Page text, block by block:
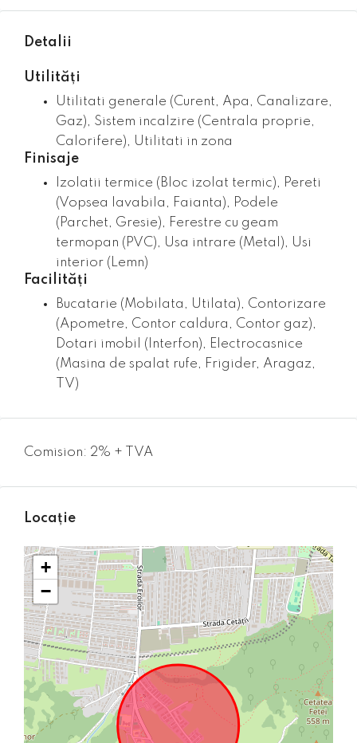
Detalii
Utilități
Utilitati generale (Curent, Apa, Canalizare,
Gaz), Sistem incalzire (Centrala proprie,
Calorifere), Utilitati in zona
Finisaje
Izolatii termice (Bloc izolat termic), Pereti
(Vopsea lavabila, Faianta), Podele
(Parchet, Gresie), Ferestre cu geam
termopan (PVC), Usa intrare (Metal), Usi
interior (Lemn)
Facilități
Bucatarie (Mobilata, Utilata), Contorizare
(Apometre, Contor caldura, Contor gaz),
Dotari imobil (Interfon), Electrocasnice
(Masina de spalat rufe, Frigider, Aragaz,
TV)
Comision: 2% + TVA
Locație
+
−